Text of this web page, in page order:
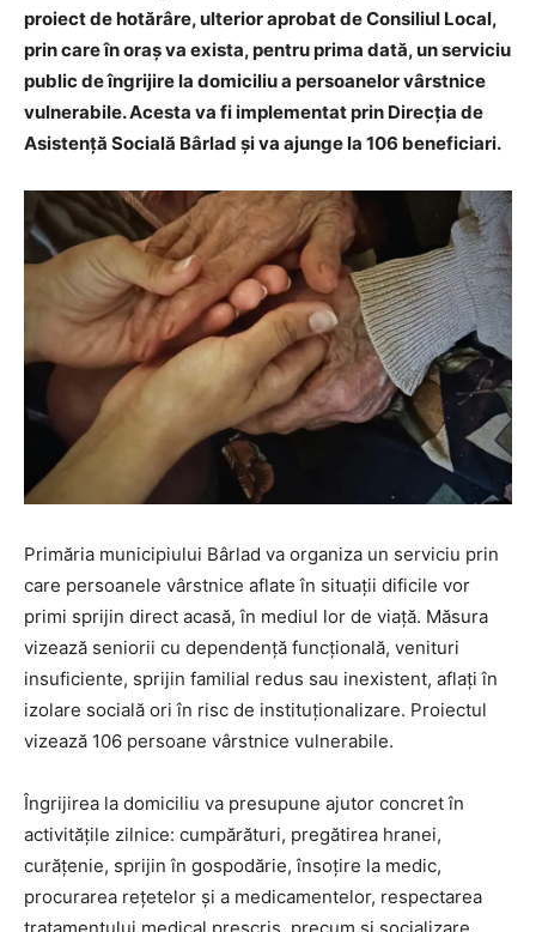
proiect de hotărâre, ulterior aprobat de Consiliul Local,
prin care în oraș va exista, pentru prima dată, un serviciu
public de îngrijire la domiciliu a persoanelor vârstnice
vulnerabile. Acesta va fi implementat prin Direcția de
Asistență Socială Bârlad și va ajunge la 106 beneficiari.
Primăria municipiului Bârlad va organiza un serviciu prin
care persoanele vârstnice aflate în situații dificile vor
primi sprijin direct acasă, în mediul lor de viață. Măsura
vizează seniorii cu dependență funcțională, venituri
insuficiente, sprijin familial redus sau inexistent, aflați în
izolare socială ori în risc de instituționalizare. Proiectul
vizează 106 persoane vârstnice vulnerabile.
Îngrijirea la domiciliu va presupune ajutor concret în
activitățile zilnice: cumpărături, pregătirea hranei,
curățenie, sprijin în gospodărie, însoțire la medic,
procurarea rețetelor și a medicamentelor, respectarea